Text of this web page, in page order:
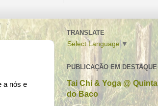
a nós e
TRANSLATE
Select Language ▼
PUBLICAÇÃO EM DESTAQUE
Tai Chi & Yoga @ Quinta
do Baco